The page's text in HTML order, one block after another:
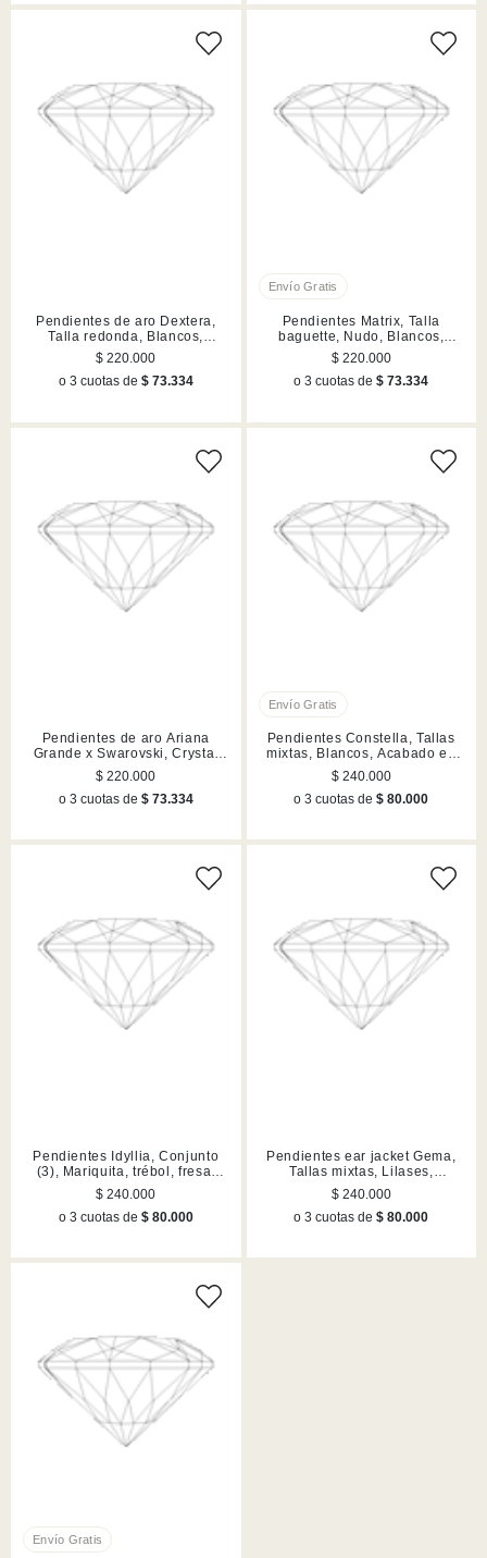
Pendientes de aro Dextera,
Talla redonda, Blancos,
Acabado en tono oro
$ 220.000
o 3 cuotas de $ 73.334
Pendientes Matrix, Talla
baguette, Nudo, Blancos,
Acabado en rodio
$ 220.000
o 3 cuotas de$ 73.334
Pendientes de aro Ariana
Grande x Swarovski, Crystal
Pearl, Talla baguette, Blancos,
Acabado en rodio
$ 220.000
o 3 cuotas de $ 73.334
Pendientes Constella, Tallas
mixtas, Blancos, Acabado en
rodio
$ 240.000
o 3 cuotas de$ 80.000
Pendientes Idyllia, Conjunto
(3), Mariquita, trébol, fresa,
Lilases, Acabado en tono oro
$ 240.000
o 3 cuotas de $ 80.000
Pendientes ear jacket Gema,
Tallas mixtas, Lilases,
Acabado en tono oro
$ 240.000
o 3 cuotas de$ 80.000